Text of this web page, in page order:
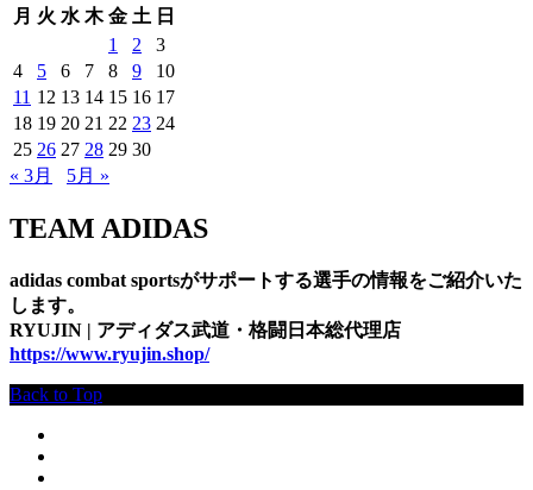
月 火 水 木 金 土 日
1
2
3
4
5 6 7 8 9
10
11 12 13 14 15 16 17
18 19 20 21 22 23 24
25 26 27 28 29 30
« 3月
5月 »
TEAM ADIDAS
adidas combat sportsがサポートする選手の情報をご紹介いた
します。
RYUJIN | アディダス武道・格闘日本総代理店
https://www.ryujin.shop/
Back to Top